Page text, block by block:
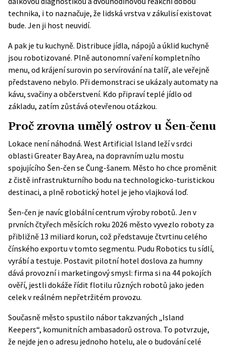
technika, i to naznačuje, že lidská vrstva v zákulisí existovat
bude. Jen ji host neuvidí.
A pak je tu kuchyně. Distribuce jídla, nápojů a úklid kuchyně
jsou robotizované. Plně autonomní vaření kompletního
menu, od krájení surovin po servírování na talíř, ale veřejně
představeno nebylo. Při demonstraci se ukázaly automaty na
kávu, svačiny a občerstvení. Kdo připraví teplé jídlo od
základu, zatím zůstává otevřenou otázkou.
Proč zrovna umělý ostrov u Šen-čenu
Lokace není náhodná. West Artificial Island leží v srdci
oblasti Greater Bay Area, na dopravním uzlu mostu
spojujícího Šen-čen se Čung-šanem. Město ho chce proměnit
z čistě infrastrukturního bodu na technologicko-turistickou
destinaci, a plně robotický hotel je jeho vlajková loď.
Šen-čen je navíc globální centrum výroby robotů. Jen v
prvních čtyřech měsících roku 2026 město vyvezlo roboty za
přibližně 13 miliard korun, což představuje čtvrtinu celého
čínského exportu v tomto segmentu. Pudu Robotics tu sídlí,
vyrábí a testuje. Postavit pilotní hotel doslova za humny
dává provozní i marketingový smysl: firma si na 44 pokojích
ověří, jestli dokáže řídit flotilu různých robotů jako jeden
celek v reálném nepřetržitém provozu.
Současně město spustilo nábor takzvaných „Island
Keepers“, komunitních ambasadorů ostrova. To potvrzuje,
že nejde jen o adresu jednoho hotelu, ale o budování celé